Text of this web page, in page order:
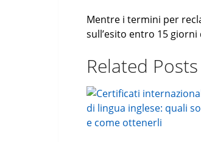
Mentre i termini per
sull’esito entro 15
Related Posts